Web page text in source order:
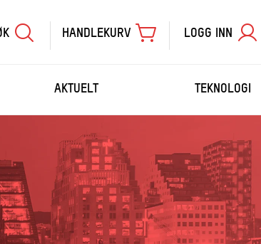
HANDLEKURV LOGG INN
AKTUELT TEKNOLOGI